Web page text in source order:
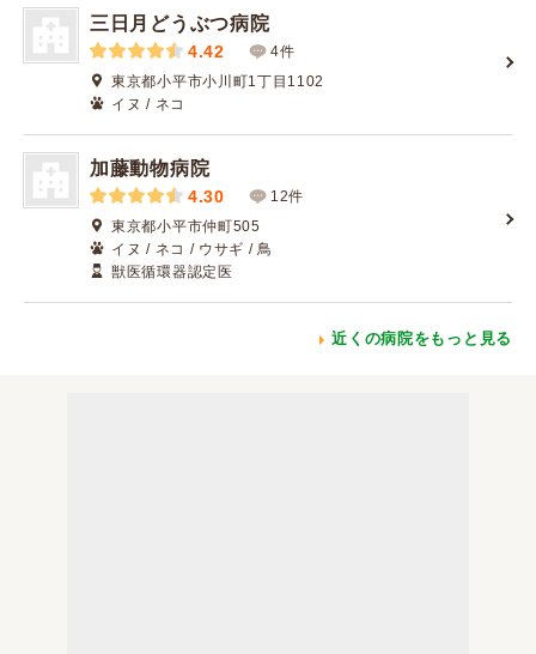
三日月どうぶつ病院
4.42
4件
東京都小平市小川町1丁目1102
イヌ / ネコ
加藤動物病院
4.30
12件
東京都小平市仲町505
イヌ / ネコ / ウサギ / 鳥
獣医循環器認定医
近くの病院をもっと見る